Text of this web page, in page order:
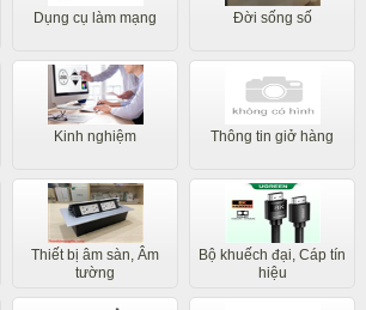
Dụng cụ làm mạng Đời sống số
Kinh nghiệm Thông tin giở hàng
Thiết bị âm sàn, Âm
tường
Bộ khuếch đại, Cáp tín
hiệu